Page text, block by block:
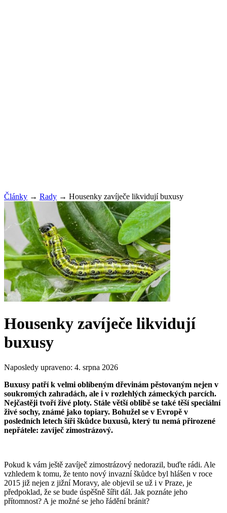
Články → Rady → Housenky zavíječe likvidují buxusy
Housenky zavíječe likvidují
buxusy
Naposledy upraveno: 4. srpna 2026
Buxusy patří k velmi oblíbeným dřevinám pěstovaným nejen v
soukromých zahradách, ale i v rozlehlých zámeckých parcích.
Nejčastěji tvoří živé ploty. Stále větší oblibě se také těší speciální
živé sochy, známé jako topiary. Bohužel se v Evropě v
posledních letech šíři škůdce buxusů, který tu nemá přirozené
nepřátele: zavíječ zimostrázový.
Pokud k vám ještě zavíječ zimostrázový nedorazil, buďte rádi. Ale
vzhledem k tomu, že tento nový invazní škůdce byl hlášen v roce
2015 již nejen z jižní Moravy, ale objevil se už i v Praze, je
předpoklad, že se bude úspěšně šířit dál. Jak poznáte jeho
přítomnost? A je možné se jeho řádění bránit?